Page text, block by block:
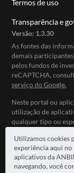
Utilizamos cookies
experiência aqui
aplicativos da
navegando, você
Termos de uso
Transparência e
Versão: 1.3.30
As fontes das
demais
pelos fundos de
reCAPTCHA,
serviço do Google.
Neste portal ou
utilização de
qualquer tipo ou
massificadas, para
terceiros e para
quem o fizer à
esferas civis e